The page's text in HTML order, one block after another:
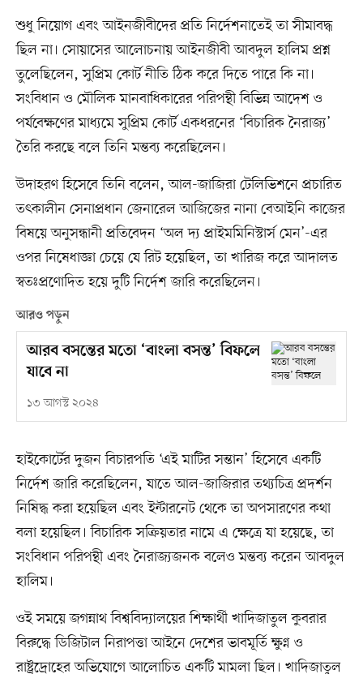
শুধু নিয়োগ এবং আইনজীবীদের প্রতি নির্দেশনাতেই তা সীমাবদ্ধ
ছিল না। সোয়াসের আলোচনায় আইনজীবী আবদুল হালিম প্রশ্ন
তুলেছিলেন, সুপ্রিম কোর্ট নীতি ঠিক করে দিতে পারে কি না।
সংবিধান ও মৌলিক মানবাধিকারের পরিপন্থী বিভিন্ন আদেশ ও
পর্যবেক্ষণের মাধ্যমে সুপ্রিম কোর্ট একধরনের ‘বিচারিক নৈরাজ্য’
তৈরি করছে বলে তিনি মন্তব্য করেছিলেন।
উদাহরণ হিসেবে তিনি বলেন, আল-জাজিরা টেলিভিশনে প্রচারিত
তৎকালীন সেনাপ্রধান জেনারেল আজিজের নানা বেআইনি কাজের
বিষয়ে অনুসন্ধানী প্রতিবেদন ‘অল দ্য প্রাইমমিনিস্টার্স মেন’-এর
ওপর নিষেধাজ্ঞা চেয়ে যে রিট হয়েছিল, তা খারিজ করে আদালত
স্বতঃপ্রণোদিত হয়ে দুটি নির্দেশ জারি করেছিলেন।
আরও পড়ুন
আরব বসন্তের মতো ‘বাংলা বসন্ত’ বিফলে
যাবে না
১৩ আগস্ট ২০২৪
হাইকোর্টের দুজন বিচারপতি ‘এই মাটির সন্তান’ হিসেবে একটি
নির্দেশ জারি করেছিলেন, যাতে আল-জাজিরার তথ্যচিত্র প্রদর্শন
নিষিদ্ধ করা হয়েছিল এবং ইন্টারনেট থেকে তা অপসারণের কথা
বলা হয়েছিল। বিচারিক সক্রিয়তার নামে এ ক্ষেত্রে যা হয়েছে, তা
সংবিধান পরিপন্থী এবং নৈরাজ্যজনক বলেও মন্তব্য করেন আবদুল
হালিম।
ওই সময়ে জগন্নাথ বিশ্ববিদ্যালয়ের শিক্ষার্থী খাদিজাতুল কুবরার
বিরুদ্ধে ডিজিটাল নিরাপত্তা আইনে দেশের ভাবমূর্তি ক্ষুণ্ন ও
রাষ্ট্রদ্রোহের অভিযোগে আলোচিত একটি মামলা ছিল। খাদিজাতুল